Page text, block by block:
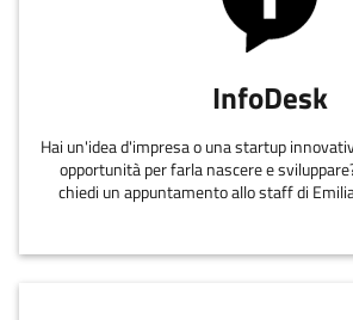
InfoDesk
Hai un'idea d'impresa o una startup
opportunità per farla nascere e
chiedi un appuntamento allo staff di